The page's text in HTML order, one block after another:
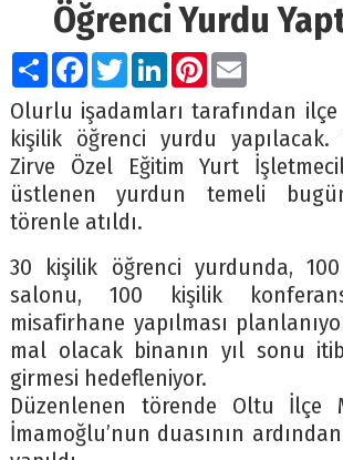
Öğrenci Yurdu
PaylaşFacebook
TwitterLinkedIn
Pinterest
Email
Olurlu işadamları tarafından ilçe
kişilik öğrenci yurdu yapılacak.
Zirve Özel Eğitim Yurt
üstlenen yurdun temeli
törenle atıldı.
30 kişilik öğrenci yurdunda,
salonu, 100 kişilik
misafirhane yapılması
mal olacak binanın yıl sonu
girmesi hedefleniyor.
Düzenlenen törende Oltu İlçe
İmamoğlu’nun duasının